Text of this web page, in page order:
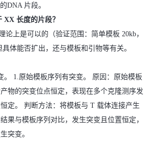
DNA 片段。
XX 长度的片段？
论上是可以的（验证范围：简单模板 20kb，
体能否扩出，还与模板和引物等有关。
。 1.原始模板序列有突变。 原因：原始模板
物的突变位点恒定，表现在多个克隆测序发
定。 判断方法：将模板与 T 载体连接产生
果与模板序列对比，发生突变且位置恒定，
突变。